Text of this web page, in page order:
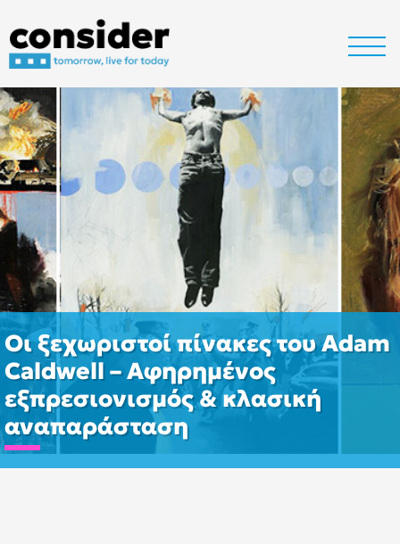
Οι ξεχωριστοί πίνακες του Adam
Caldwell – Αφηρημένος
εξπρεσιονισμός & κλασική
αναπαράσταση